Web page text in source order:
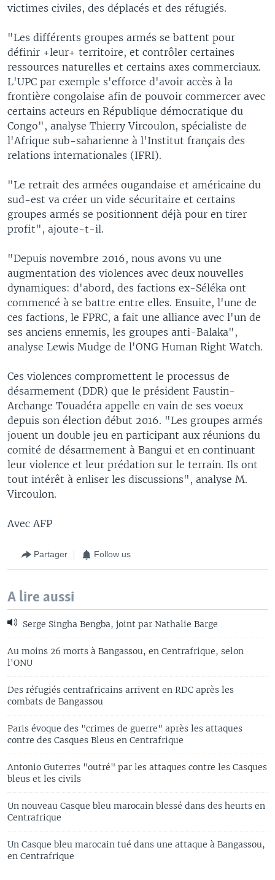
victimes civiles, des déplacés et des réfugiés.
"Les différents groupes armés se battent pour
définir +leur+ territoire, et contrôler certaines
ressources naturelles et certains axes commerciaux.
L'UPC par exemple s'efforce d'avoir accès à la
frontière congolaise afin de pouvoir commercer avec
certains acteurs en République démocratique du
Congo", analyse Thierry Vircoulon, spécialiste de
l'Afrique sub-saharienne à l'Institut français des
relations internationales (IFRI).
"Le retrait des armées ougandaise et américaine du
sud-est va créer un vide sécuritaire et certains
groupes armés se positionnent déjà pour en tirer
profit", ajoute-t-il.
"Depuis novembre 2016, nous avons vu une
augmentation des violences avec deux nouvelles
dynamiques: d'abord, des factions ex-Séléka ont
commencé à se battre entre elles. Ensuite, l'une de
ces factions, le FPRC, a fait une alliance avec l'un de
ses anciens ennemis, les groupes anti-Balaka",
analyse Lewis Mudge de l'ONG Human Right Watch.
Ces violences compromettent le processus de
désarmement (DDR) que le président Faustin-
Archange Touadéra appelle en vain de ses voeux
depuis son élection début 2016. "Les groupes armés
jouent un double jeu en participant aux réunions du
comité de désarmement à Bangui et en continuant
leur violence et leur prédation sur le terrain. Ils ont
tout intérêt à enliser les discussions", analyse M.
Vircoulon.
Avec AFP
Partager Follow us
A lire aussi
Serge Singha Bengba, joint par Nathalie Barge
Au moins 26 morts à Bangassou, en Centrafrique, selon
l'ONU
Des réfugiés centrafricains arrivent en RDC après les
combats de Bangassou
Paris évoque des "crimes de guerre" après les attaques
contre des Casques Bleus en Centrafrique
Antonio Guterres "outré" par les attaques contre les Casques
bleus et les civils
Un nouveau Casque bleu marocain blessé dans des heurts en
Centrafrique
Un Casque bleu marocain tué dans une attaque à Bangassou,
en Centrafrique